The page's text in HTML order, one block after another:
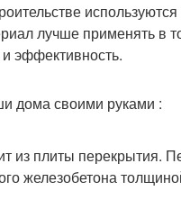
лучше применять в
эффективность.
дома своими руками :
из плиты перекрытия.
железобетона